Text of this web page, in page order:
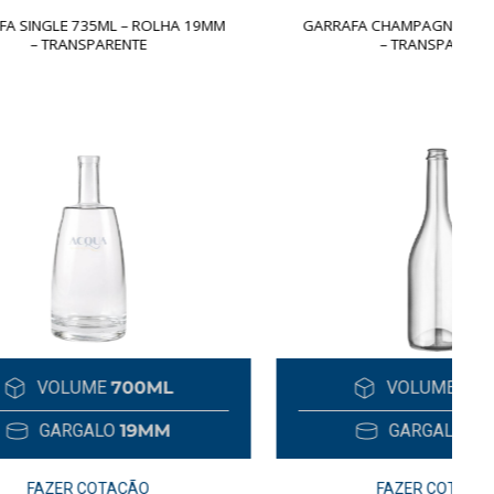
19MM
GARRAFA CHAMPAGNE 750ML – ROLHA
750ML
19MM